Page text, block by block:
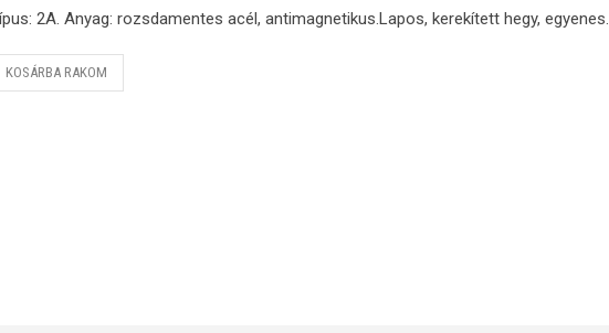
2A. Anyag: rozsdamentes acél, antimagnetikus.Lapos, kerekített hegy, egyenes.
KOSÁRBA RAKOM